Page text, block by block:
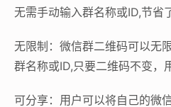
无需手动输入群名称或ID,节省
无限制：微信群二维码可以无
群名称或ID,只要二维码不变，
可分享：用户可以将自己的微